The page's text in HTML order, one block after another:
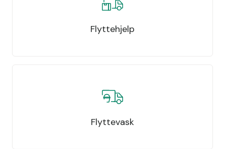
Flyttehjelp
Flyttevask